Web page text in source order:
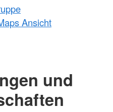
Ansicht
und